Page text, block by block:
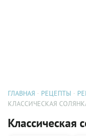
ГЛАВНАЯ РЕЦЕПТЫ
КЛАССИЧЕСКАЯ
Классическая